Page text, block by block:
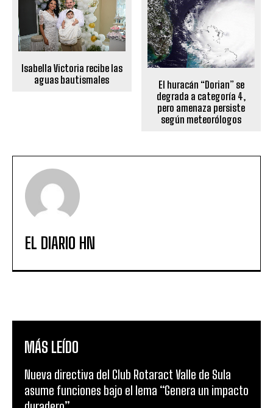
Isabella Victoria recibe las
aguas bautismales
El huracán “Dorian” se
degrada a categoría 4,
pero amenaza persiste
según meteorólogos
EL DIARIO HN
MÁS LEÍDO
Nueva directiva del Club Rotaract Valle de Sula
asume funciones bajo el lema “Genera un impacto